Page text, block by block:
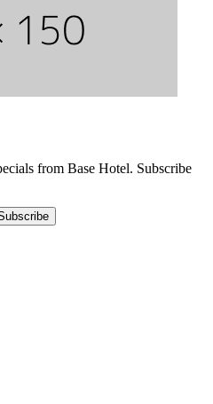
from Base Hotel. Subscribe